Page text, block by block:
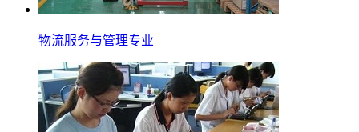
物流服务与管理专业